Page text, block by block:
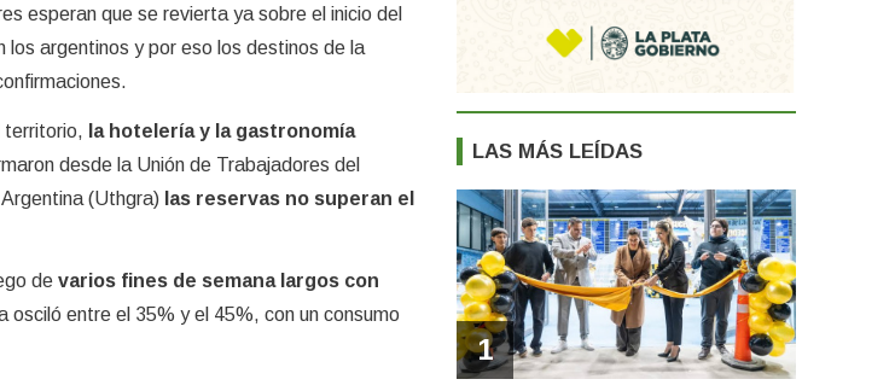
esperan que se revierta ya sobre el inicio del
los argentinos y por eso los destinos de la
territorio, la hotelería y la gastronomía
desde la Unión de Trabajadores del
(Uthgra) las reservas no superan el
de varios fines de semana largos con
osciló entre el 35% y el 45%, con un consumo
LAS MÁS LEÍDAS
1